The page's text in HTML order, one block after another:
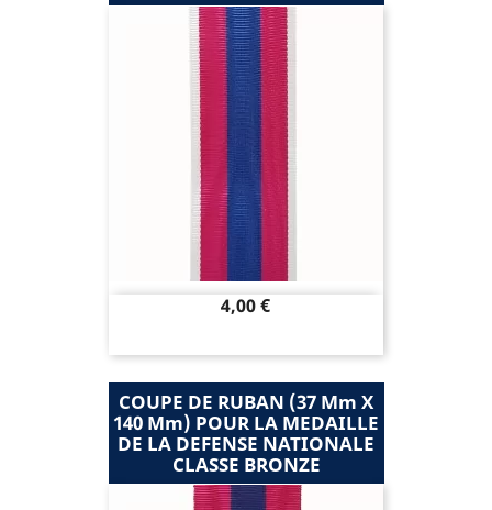
Prix
4,00 €
COUPE DE RUBAN (37 Mm X
140 Mm) POUR LA MEDAILLE
DE LA DEFENSE NATIONALE
CLASSE BRONZE